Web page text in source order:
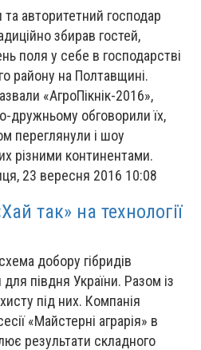
та авторитетний господар
збирав гостей,
поля у себе в господарстві
району на Полтавщині.
«АгроПікнік-2016»,
дружньому обговорили їх,
переглянули і шоу
різними континентами.
23 вересня 2016 10:08
так» на технології
добору гібридів
півдня України. Разом із
під них. Компанія
«Майстерні аграрія» в
результати складного